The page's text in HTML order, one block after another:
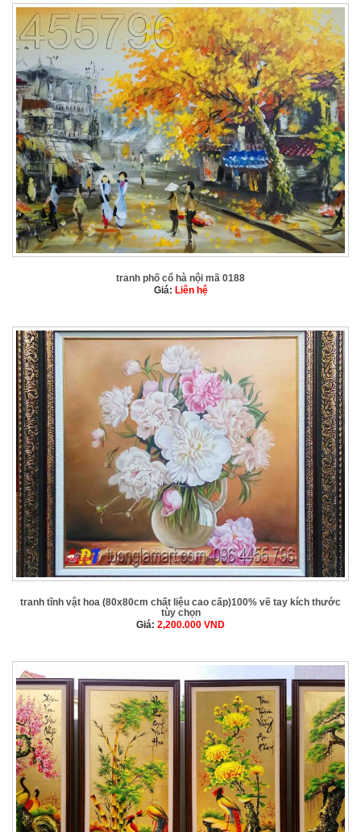
tranh phố cổ hà nội mã 0188
Giá: Liên hệ
tranh tĩnh vật hoa (80x80cm chất liệu cao cấp)100% vẽ tay kích thước
tùy chọn
Giá: 2,200.000 VND